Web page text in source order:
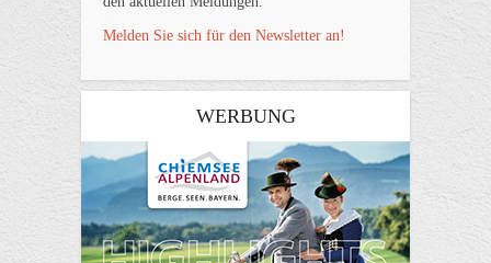
Melden Sie sich für den Newsletter an!
WERBUNG